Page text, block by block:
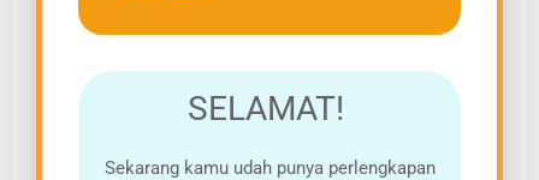
SELAMAT!
Sekarang kamu udah punya perlengkapan